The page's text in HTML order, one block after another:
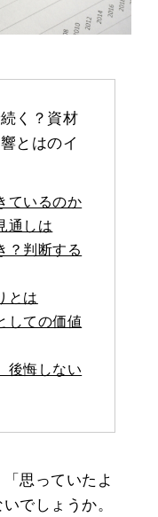
く？資材
とはのイ
ているのか
通しは
？判断する
とは
しての価値
後悔しない
思っていたよ
でしょうか。